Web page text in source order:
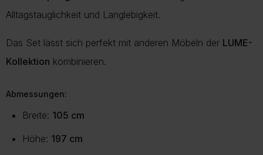
Alltagstauglichkeit und Langlebigkeit.
Das Set lässt sich perfekt mit anderen Möbeln der LUME-
Kollektion kombinieren.
Abmessungen:
Breite: 105 cm
Höhe: 197 cm